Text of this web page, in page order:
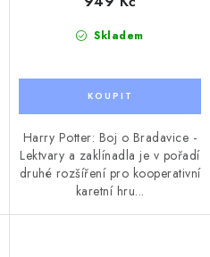
Skladem
Harry Potter: Boj o Bradavice -
Lektvary a zaklínadla je v pořadí
druhé rozšíření pro kooperativní
karetní hru...